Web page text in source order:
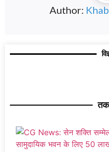
Author: